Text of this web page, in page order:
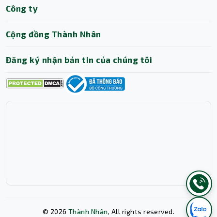
Công ty
Cộng đồng Thành Nhân
Đăng ký nhận bản tin của chúng tôi
© 2026 Thành Nhân, All rights reserved.